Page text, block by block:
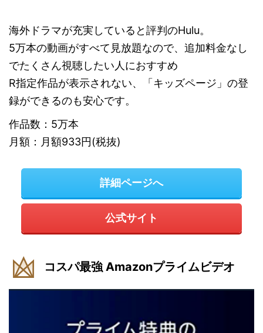
海外ドラマが充実していると評判のHulu。
5万本の動画がすべて見放題なので、追加料金なし
でたくさん視聴したい人におすすめ
R指定作品が表示されない、「キッズページ」の登
録ができるのも安心です。
作品数：5万本
月額：月額933円(税抜)
詳細ページへ
公式サイト
コスパ最強 Amazonプライムビデオ